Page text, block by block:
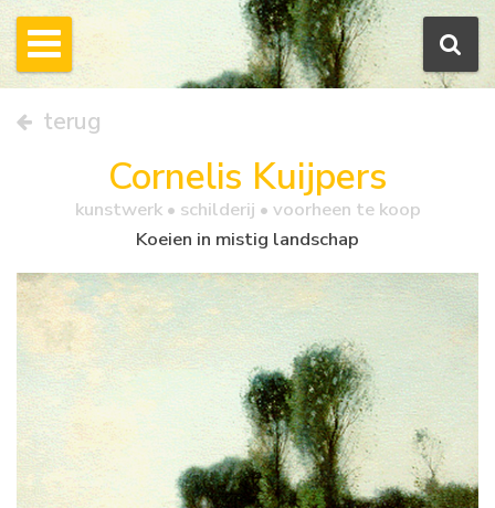
terug
Cornelis Kuijpers
kunstwerk • schilderij • voorheen te koop
Koeien in mistig landschap